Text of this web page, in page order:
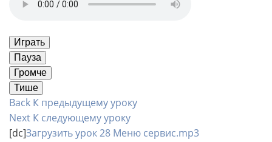
Играть
Пауза
Громче
Тише
Back К предыдущему уроку
Next К следующему уроку
[dc]Загрузить урок 28 Меню сервис.mp3